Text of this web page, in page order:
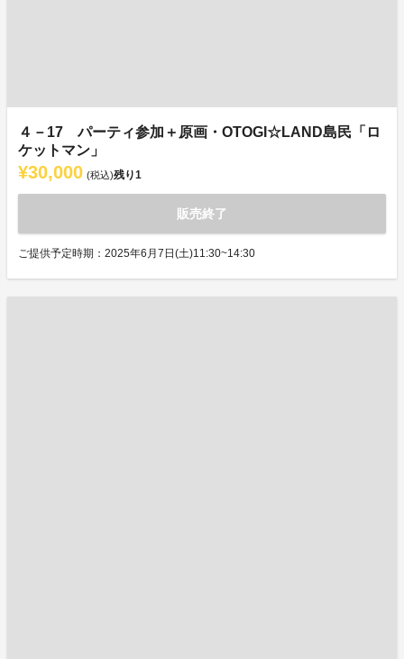
４－17 パーティ参加＋原画・OTOGI☆LAND島民「ロ
ケットマン」
¥30,000 (税込)残り1
販売終了
ご提供予定時期：2025年6月7日(土)11:30~14:30